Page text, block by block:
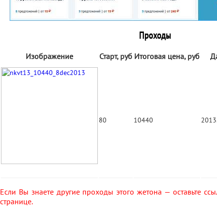
Проходы
Изображение Старт, руб Итоговая цена, руб
80 10440
Если Вы знаете другие проходы этого жетона — оставьте
странице.